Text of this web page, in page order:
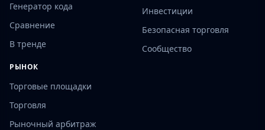
Генератор кода
Сравнение
В тренде
РЫНОК
Торговые площадки
Торговля
Рыночный арбитраж
Инвестиции
Безопасная торговля
Сообщество